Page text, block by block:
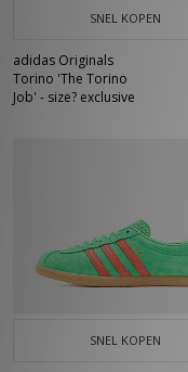
SNEL KOPEN
adidas Originals
Torino 'The Torino
Job' - size? exclusive
SNEL KOPEN